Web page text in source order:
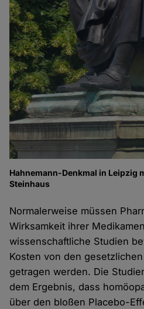
Hahnemann-Denkmal in Leipzig
Steinhaus
Normalerweise müssen
Wirksamkeit ihrer
wissenschaftliche Studien
Kosten von den
getragen werden. Die
dem Ergebnis, dass
über den bloßen Placebo-